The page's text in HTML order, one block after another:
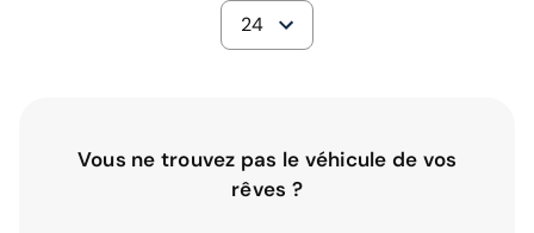
24
Vous ne trouvez pas le véhicule de vos
rêves ?